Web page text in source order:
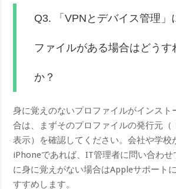
Q3. 「VPNとデバイス管理」
ファイルがある場合はどうす
か？
身に覚えのないプロファイルがインスト
合は、まずそのプロファイルの発行元（
表示）を確認してください。会社や学校
iPhoneであれば、IT管理者に問い合わせ
に身に覚えがない場合はAppleサポート
すすめします。